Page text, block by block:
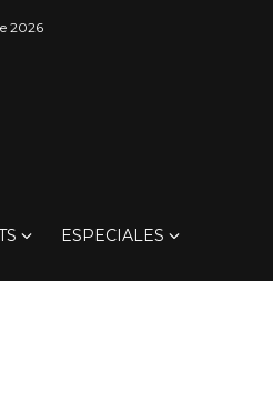
2026
ESPECIALES